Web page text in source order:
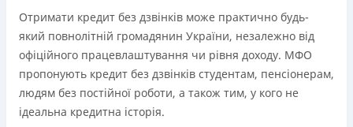
Отримати кредит без дзвінків може практично будь-
який повнолітній громадянин України, незалежно від
офіційного працевлаштування чи рівня доходу. МФО
пропонують кредит без дзвінків студентам, пенсіонерам,
людям без постійної роботи, а також тим, у кого не
ідеальна кредитна історія.